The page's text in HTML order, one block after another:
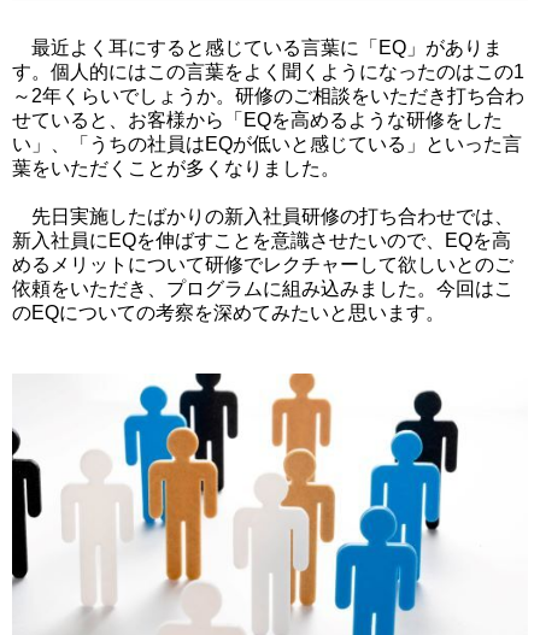
最近よく耳にすると感じている言葉に「EQ」がありま
す。個人的にはこの言葉をよく聞くようになったのはこの1
～2年くらいでしょうか。研修のご相談をいただき打ち合わ
せていると、お客様から「EQを高めるような研修をした
い」、「うちの社員はEQが低いと感じている」といった言
葉をいただくことが多くなりました。
先日実施したばかりの新入社員研修の打ち合わせでは、
新入社員にEQを伸ばすことを意識させたいので、EQを高
めるメリットについて研修でレクチャーして欲しいとのご
依頼をいただき、プログラムに組み込みました。今回はこ
のEQについての考察を深めてみたいと思います。